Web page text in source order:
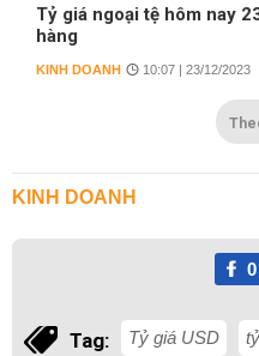
Tỷ giá ngoại tệ hôm nay
hàng
KINH DOANH 10:07 | 23/12/2023
KINH DOANH
0
Tag: Tỷ giá USD